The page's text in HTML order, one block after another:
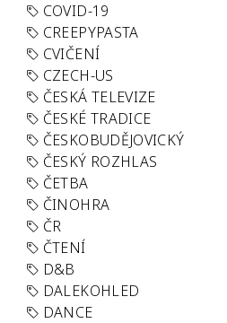
COVID-19
CREEPYPASTA
CVIČENÍ
CZECH-US
ČESKÁ TELEVIZE
ČESKÉ TRADICE
ČESKOBUDĚJOVICKÝ
ČESKÝ ROZHLAS
ČETBA
ČINOHRA
ČR
ČTENÍ
D&B
DALEKOHLED
DANCE